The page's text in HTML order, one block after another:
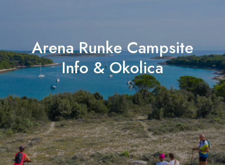
Arena Runke Campsite
Info & Okolica